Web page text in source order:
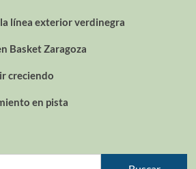
línea exterior verdinegra
Basket Zaragoza
creciendo
en pista